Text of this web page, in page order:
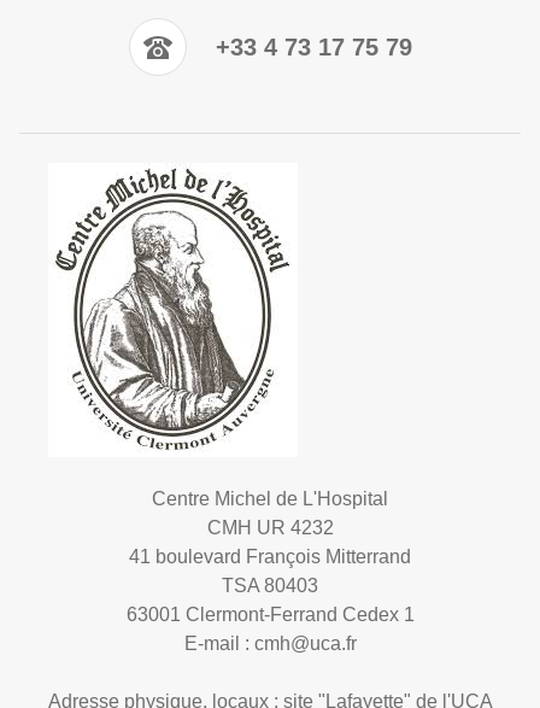
+33 4 73 17 75 79
Centre Michel de L'Hospital
CMH UR 4232
41 boulevard François Mitterrand
TSA 80403
63001 Clermont-Ferrand Cedex 1
E-mail : cmh@uca.fr
Adresse physique, locaux : site "Lafayette" de l'UCA